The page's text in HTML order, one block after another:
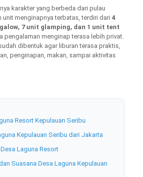
karakter yang berbeda dari pulau
unit menginapnya terbatas, terdiri dari 4
7 unit glamping, dan 1 unit tent
pengalaman menginap terasa lebih privat.
dibentuk agar liburan terasa praktis,
penginapan, makan, sampai aktivitas
Resort Kepulauan Seribu
Kepulauan Seribu dari Jakarta
Laguna Resort
Suasana Desa Laguna Kepulauan